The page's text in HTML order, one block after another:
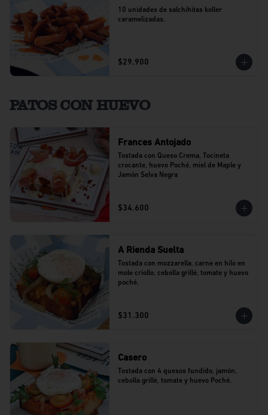
10 unidades de salchihitas koller
caramelizadas.
$29.900
PATOS CON HUEVO
Frances Antojado
Tostada con Queso Crema, Tocineta
crocante, huevo Poché, miel de Maple y
Jamón Selva Negra
$34.600
A Rienda Suelta
Tostada con mozzarella, carne en hilo en
mole criollo, cebolla grillé, tomate y huevo
poché.
$31.300
Casero
Tostada con 4 quesos fundido, jamón,
cebolla grillé, tomate y huevo Poché.